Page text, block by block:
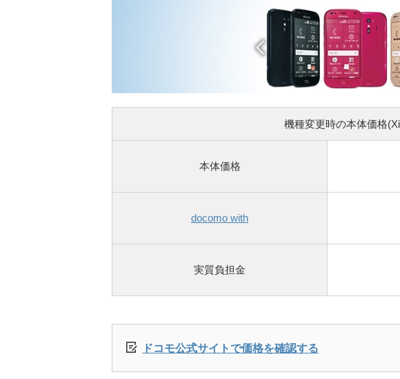
機種変更時の本体価格
本体価格
docomo with
実質負担金
ドコモ公式サイトで価格を確認する